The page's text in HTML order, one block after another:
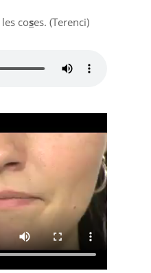
les coses. (Terenci)